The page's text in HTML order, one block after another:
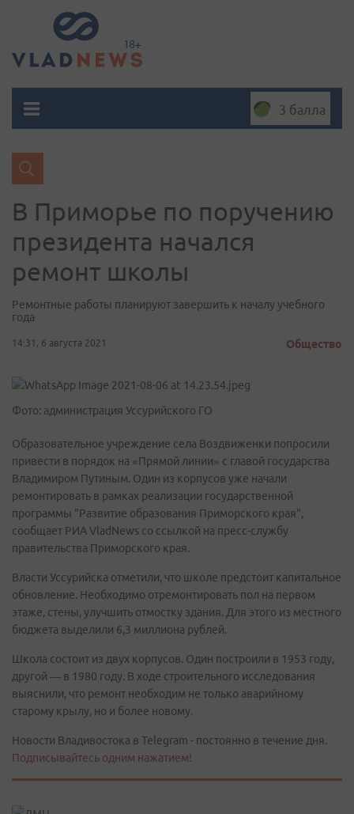
3 балла
В Приморье по поручению
президента начался
ремонт школы
Ремонтные работы планируют завершить к началу учебного
года
14:31, 6 августа 2021 Общество
Фото: администрация Уссурийского ГО
Образовательное учреждение села Воздвиженки попросили
привести в порядок на «Прямой линии» с главой государства
Владимиром Путиным. Один из корпусов уже начали
ремонтировать в рамках реализации государственной
программы "Развитие образования Приморского края",
сообщает РИА VladNews со ссылкой на пресс-службу
правительства Приморского края.
Власти Уссурийска отметили, что школе предстоит капитальное
обновление. Необходимо отремонтировать пол на первом
этаже, стены, улучшить отмостку здания. Для этого из местного
бюджета выделили 6,3 миллиона рублей.
Школа состоит из двух корпусов. Один построили в 1953 году,
другой — в 1980 году. В ходе строительного исследования
выяснили, что ремонт необходим не только аварийному
старому крылу, но и более новому.
Новости Владивостока в Telegram - постоянно в течение дня.
Подписывайтесь одним нажатием!